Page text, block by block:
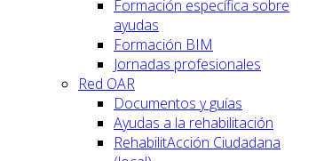
Formación específica sobre
ayudas
Formación BIM
Jornadas profesionales
Red OAR
Documentos y guías
Ayudas a la rehabilitación
RehabilitAcción Ciudadana